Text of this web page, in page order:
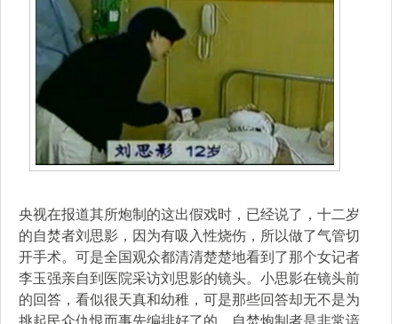
央视在报道其所炮制的这出假戏时，已经说了，十二岁
的自焚者刘思影，因为有吸入性烧伤，所以做了气管切
开手术。可是全国观众都清清楚楚地看到了那个女记者
李玉强亲自到医院采访刘思影的镜头。小思影在镜头前
的回答，看似很天真和幼稚，可是那些回答却无不是为